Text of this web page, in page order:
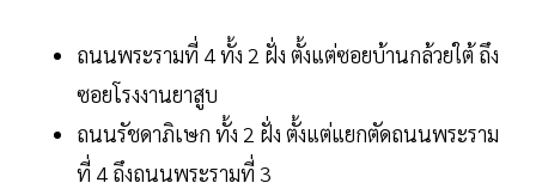
ถนนพระรามที่ 4 ทั้ง 2 ฝั่ง ตั้งแต่ซอยบ้านกล้วยใต้ ถึง
ซอยโรงงานยาสูบ
ถนนรัชดาภิเษก ทั้ง 2 ฝั่ง ตั้งแต่แยกตัดถนนพระราม
ที่ 4 ถึงถนนพระรามที่ 3